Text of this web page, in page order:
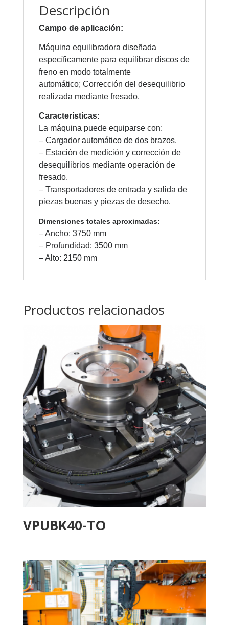
Descripción
Campo de aplicación:
Máquina equilibradora diseñada
específicamente para equilibrar discos de
freno en modo totalmente
automático; Corrección del desequilibrio
realizada mediante fresado.
Características:
La máquina puede equiparse con:
– Cargador automático de dos brazos.
– Estación de medición y corrección de
desequilibrios mediante operación de
fresado.
– Transportadores de entrada y salida de
piezas buenas y piezas de desecho.
Dimensiones totales aproximadas:
– Ancho: 3750 mm
– Profundidad: 3500 mm
– Alto: 2150 mm
Productos relacionados
VPUBK40-TO